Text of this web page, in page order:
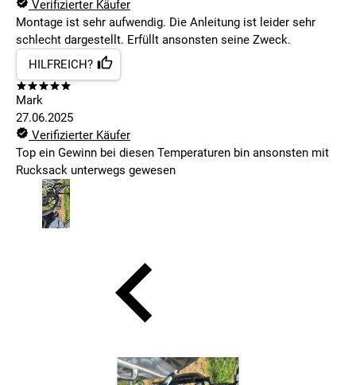
Verifizierter Käufer
Montage ist sehr aufwendig. Die Anleitung ist leider sehr
schlecht dargestellt. Erfüllt ansonsten seine Zweck.
HILFREICH?
Mark
27.06.2025
Verifizierter Käufer
Top ein Gewinn bei diesen Temperaturen bin ansonsten mit
Rucksack unterwegs gewesen